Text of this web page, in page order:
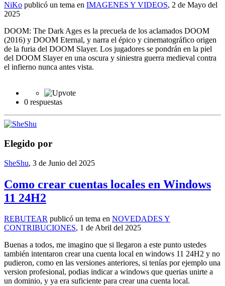
NiKo publicó un tema en IMAGENES Y VIDEOS, 2 de Mayo del
2025
DOOM: The Dark Ages es la precuela de los aclamados DOOM
(2016) y DOOM Eternal, y narra el épico y cinematográfico origen
de la furia del DOOM Slayer. Los jugadores se pondrán en la piel
del DOOM Slayer en una oscura y siniestra guerra medieval contra
el infierno nunca antes vista.
0 respuestas
Elegido por
SheShu, 3 de Junio del 2025
Como crear cuentas locales en Windows
11 24H2
REBUTEAR publicó un tema en NOVEDADES Y
CONTRIBUCIONES, 1 de Abril del 2025
Buenas a todos, me imagino que si llegaron a este punto ustedes
también intentaron crear una cuenta local en windows 11 24H2 y no
pudieron, como en las versiones anteriores, si tenías por ejemplo una
version profesional, podias indicar a windows que querias unirte a
un dominio, y ya era suficiente para crear una cuenta local.